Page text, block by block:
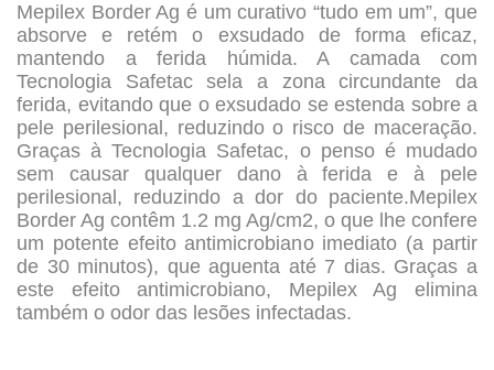
Mepilex Border Ag é um curativo “tudo em um”, que
absorve e retém o exsudado de forma eficaz,
mantendo a ferida húmida. A camada com
Tecnologia Safetac sela a zona circundante da
ferida, evitando que o exsudado se estenda sobre a
pele perilesional, reduzindo o risco de maceração.
Graças à Tecnologia Safetac, o penso é mudado
sem causar qualquer dano à ferida e à pele
perilesional, reduzindo a dor do paciente.Mepilex
Border Ag contêm 1.2 mg Ag/cm2, o que lhe confere
um potente efeito antimicrobiano imediato (a partir
de 30 minutos), que aguenta até 7 dias. Graças a
este efeito antimicrobiano, Mepilex Ag elimina
também o odor das lesões infectadas.